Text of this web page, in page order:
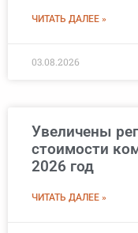
ЧИТАТЬ ДАЛЕЕ »
03.08.2026
Увеличены
стоимости
2026 год
ЧИТАТЬ ДАЛЕЕ »